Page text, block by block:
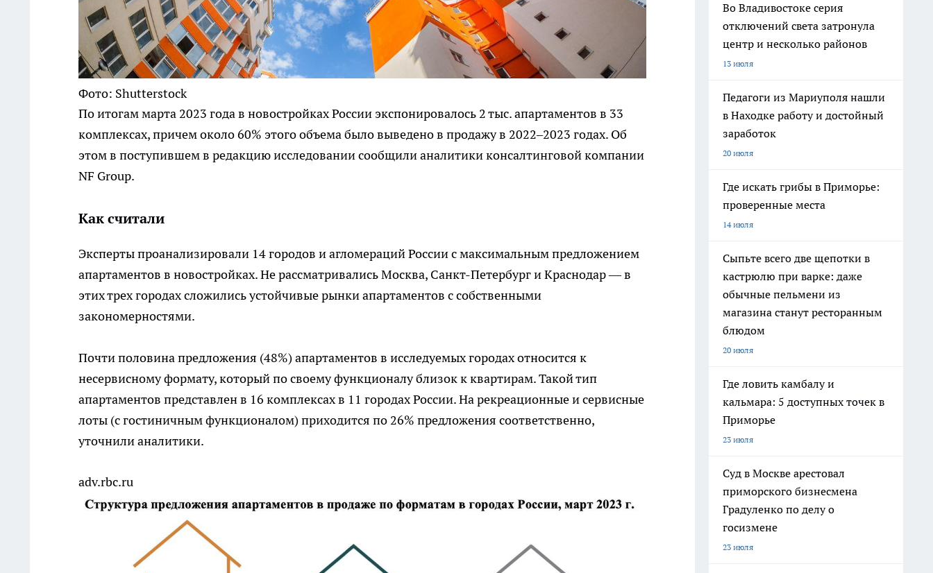
Фото: Shutterstock
По итогам марта 2023 года в новостройках России экспонировалось 2 тыс. апартаментов в 33
комплексах, причем около 60% этого объема было выведено в продажу в 2022–2023 годах. Об
этом в поступившем в редакцию исследовании сообщили аналитики консалтинговой компании
NF Group.
Как считали
Эксперты проанализировали 14 городов и агломераций России с максимальным предложением
апартаментов в новостройках. Не рассматривались Москва, Санкт-Петербург и Краснодар — в
этих трех городах сложились устойчивые рынки апартаментов с собственными
закономерностями.
Почти половина предложения (48%) апартаментов в исследуемых городах относится к
несервисному формату, который по своему функционалу близок к квартирам. Такой тип
апартаментов представлен в 16 комплексах в 11 городах России. На рекреационные и сервисные
лоты (с гостиничным функционалом) приходится по 26% предложения соответственно,
уточнили аналитики.
adv.rbc.ru
Во Владивостоке серия
отключений света затронула
центр и несколько районов
13 июля
Педагоги из Мариуполя нашли
в Находке работу и достойный
заработок
20 июля
Где искать грибы в Приморье:
проверенные места
14 июля
Сыпьте всего две щепотки в
кастрюлю при варке: даже
обычные пельмени из
магазина станут ресторанным
блюдом
20 июля
Где ловить камбалу и
кальмара: 5 доступных точек в
Приморье
23 июля
Суд в Москве арестовал
приморского бизнесмена
Градуленко по делу о
госизмене
23 июля